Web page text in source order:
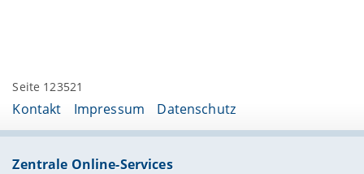
Seite 123521
Kontakt Impressum Datenschutz
Zentrale Online-Services